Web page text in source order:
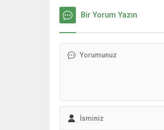
Bir Yorum Yazın